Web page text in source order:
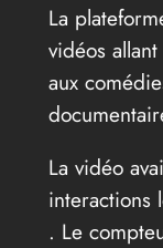
La
vidéos
aux
La vidéo
interactions
. Le